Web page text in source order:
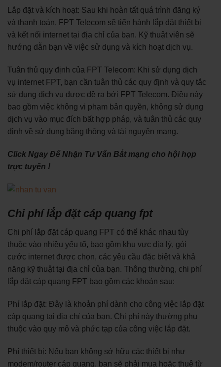
Lắp đặt và kích hoạt: Sau khi hoàn tất quá trình đăng ký
và thanh toán, FPT Telecom sẽ tiến hành lắp đặt thiết bị
và kết nối internet tại địa chỉ của bạn. Kỹ thuật viên sẽ
hướng dẫn bạn về việc sử dụng và kích hoạt dịch vụ.
Tuân thủ quy định của FPT Telecom: Khi sử dụng dịch
vụ internet FPT, bạn cần tuân thủ các quy định và quy tắc
sử dụng dịch vụ được đề ra bởi FPT Telecom. Điều này
bao gồm việc không vi phạm bản quyền, không sử dụng
dịch vụ vào mục đích bất hợp pháp, và tuân thủ các quy
định về sử dụng băng thông và tài nguyên mạng.
Click Ngay Để Nhận Tư Vấn Bắt mạng cho hội họp
trực tuyến !
Chi phí lắp đặt cáp quang fpt
Chi phí lắp đặt cáp quang FPT có thể khác nhau tùy
thuộc vào nhiều yếu tố, bao gồm khu vực địa lý, gói
cước internet được chọn, các yêu cầu đặc biệt và khả
năng kỹ thuật tại địa chỉ của bạn. Thông thường, chi phí
lắp đặt cáp quang FPT bao gồm các khoản sau:
Phí lắp đặt: Đây là khoản phí dành cho công việc lắp đặt
cáp quang tại địa chỉ của bạn. Chi phí này thường phụ
thuộc vào quy mô và phức tạp của công việc lắp đặt.
Phí thiết bị: Nếu bạn không sở hữu các thiết bị như
modem/router cáp quang, bạn sẽ phải mua hoặc thuê từ